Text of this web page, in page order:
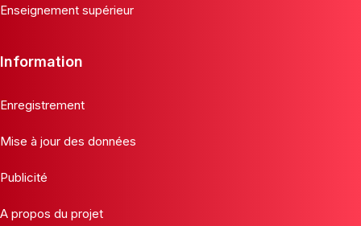
Enseignement supérieur
Information
Enregistrement
Mise à jour des données
Publicité
A propos du projet